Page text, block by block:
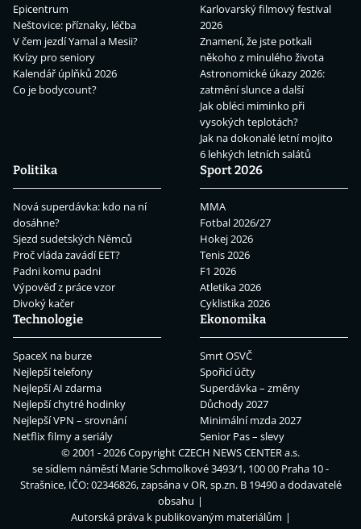
Epicentrum
Neštovice: příznaky, léčba
V čem jezdí Yamal a Mesii?
Kvízy pro seniory
Kalendář úplňků 2026
Co je bodycount?
Karlovarský filmový festival
2026
Znamení, že jste potkali
někoho z minulého života
Astronomické úkazy 2026:
zatmění slunce a další
Jak obléci miminko při
vysokých teplotách?
Jak na dokonalé letní mojito
6 lehkých letních salátů
Politika
Nová superdávka: kdo na ní
dosáhne?
Sjezd sudetských Němců
Proč vláda zavádí EET?
Padni komu padni
Výpověď z práce vzor
Divoký kačer
Sport 2026
MMA
Fotbal 2026/27
Hokej 2026
Tenis 2026
F1 2026
Atletika 2026
Cyklistika 2026
Technologie
SpaceX na burze
Nejlepší telefony
Nejlepší AI zdarma
Nejlepší chytré hodinky
Nejlepší VPN – srovnání
Netflix filmy a seriály
Ekonomika
Smrt OSVČ
Spořicí účty
Superdávka – změny
Důchody 2027
Minimální mzda 2027
Senior Pas – slevy
© 2001 - 2026 CopyrightCZECH NEWS CENTER a.s.
se sídlem náměstí Marie Schmolkové 3493/1, 100 00 Praha 10 -
Strašnice, IČO: 02346826, zapsána v OR, sp.zn. B 19490 a dodavatelé
obsahu
Autorská práva k publikovaným materiálům